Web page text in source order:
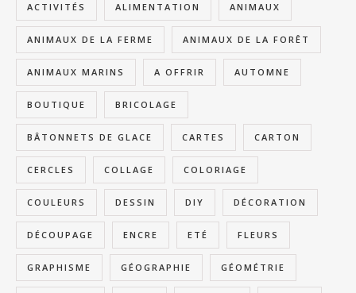
ACTIVITÉS ALIMENTATION ANIMAUX
ANIMAUX DE LA FERME ANIMAUX DE LA FORÊT
ANIMAUX MARINS A OFFRIR AUTOMNE
BOUTIQUE BRICOLAGE
BÂTONNETS DE GLACE CARTES CARTON
CERCLES COLLAGE COLORIAGE
COULEURS DESSIN DIY DÉCORATION
DÉCOUPAGE ENCRE ETÉ FLEURS
GRAPHISME GÉOGRAPHIE GÉOMÉTRIE